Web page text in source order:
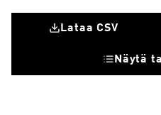
Lataa CSV
Näytä